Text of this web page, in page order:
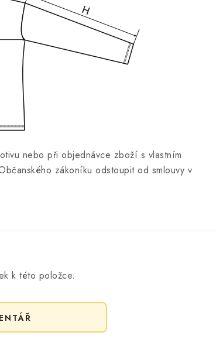
nebo při objednávce zboží s vlastním
zákoníku odstoupit od smlouvy v
k této položce.